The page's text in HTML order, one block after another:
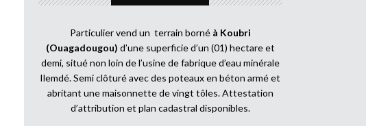
Particulier vend un terrain borné à Koubri
(Ouagadougou) d’une superficie d’un (01) hectare et
demi, situé non loin de l’usine de fabrique d’eau minérale
Ilemdé. Semi clôturé avec des poteaux en béton armé et
abritant une maisonnette de vingt tôles. Attestation
d’attribution et plan cadastral disponibles.